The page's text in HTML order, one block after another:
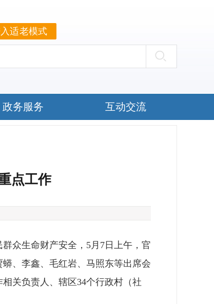
适老模式
政务服务 互动交流
点工作
众生命财产安全，5月7日上午，官
、李鑫、毛红岩、马照东等出席会
关负责人、辖区34个行政村（社